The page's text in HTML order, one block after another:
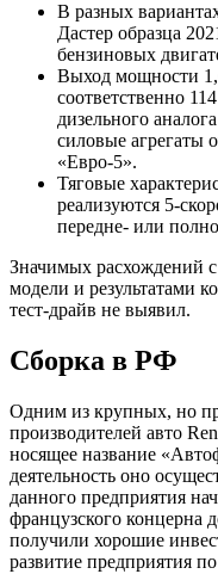
В разных
Дастер образца
бензиновых
Выход мощности
соответственно
дизельного
силовые агрегаты
«Евро-5».
Тяговые
реализуются 5-
передне- или
Значимых расхождений
модели и результатами
тест-драйв не выявил.
Сборка в РФ
Одним из крупных, но
производителей авто
носящее название
деятельность оно
данного предприятия
французского концерна
получили хорошие
развитие предприятия